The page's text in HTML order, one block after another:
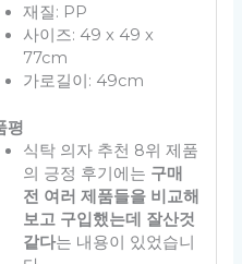
재질: PP
사이즈: 49 x 49 x
77cm
가로길이: 49cm
평
식탁 의자 추천 8위 제품
의 긍정 후기에는 구매
전 여러 제품들을 비교해
보고 구입했는데 잘산것
같다는 내용이 있었습니